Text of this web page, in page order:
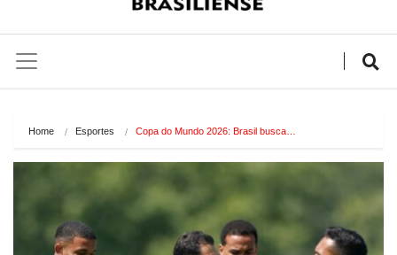
Home Esportes Copa do Mundo 2026: Brasil busca…